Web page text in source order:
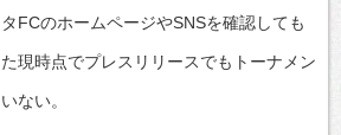
FCのホームページやSNSを確認しても
現時点でプレスリリースでもトーナメン
ない。